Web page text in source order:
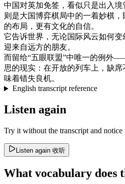
中国对英加免签 ， 看似只是出入境
则 是大国博弈棋局中的一着妙棋 ，
的布局 ， 更有文化的自信。
它告诉世界 ， 无论国际风云如何变
迎来自远方的朋友。
而留给“五眼联盟”中唯一的例外—
思的现实 ： 在开放的列车上 ， 缺席
味着错失良机。
English transcript reference
Listen again
Try it without the transcript and notice
Listen again 收听
What vocabulary does